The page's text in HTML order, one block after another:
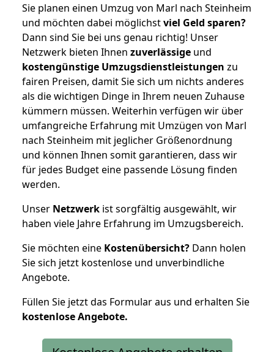
Sie planen einen Umzug von Marl nach Steinheim
und möchten dabei möglichstviel Geld sparen?
Dann sind Sie bei uns genau richtig! Unser
Netzwerk bieten Ihnen zuverlässige und
kostengünstige Umzugsdienstleistungen zu
fairen Preisen, damit Sie sich um nichts anderes
als die wichtigen Dinge in Ihrem neuen Zuhause
kümmern müssen. Weiterhin verfügen wir über
umfangreiche Erfahrung mit Umzügen von Marl
nach Steinheim mit jeglicher Größenordnung
und können Ihnen somit garantieren, dass wir
für jedes Budget eine passende Lösung finden
werden.
Unser Netzwerk ist sorgfältig ausgewählt, wir
haben viele Jahre Erfahrung im Umzugsbereich.
Sie möchten eine Kostenübersicht? Dann holen
Sie sich jetzt kostenlose und unverbindliche
Angebote.
Füllen Sie jetzt das Formular aus und erhalten Sie
kostenloseAngebote.